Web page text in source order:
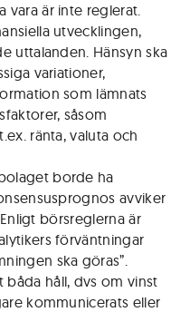
vara är inte reglerat.
utvecklingen,
uttalanden. Hänsyn ska
variationer,
som lämnats
såsom
ränta, valuta och
borde ha
avviker
börsreglerna är
förväntningar
ska göras”.
båda håll, dvs om vinst
kommunicerats eller